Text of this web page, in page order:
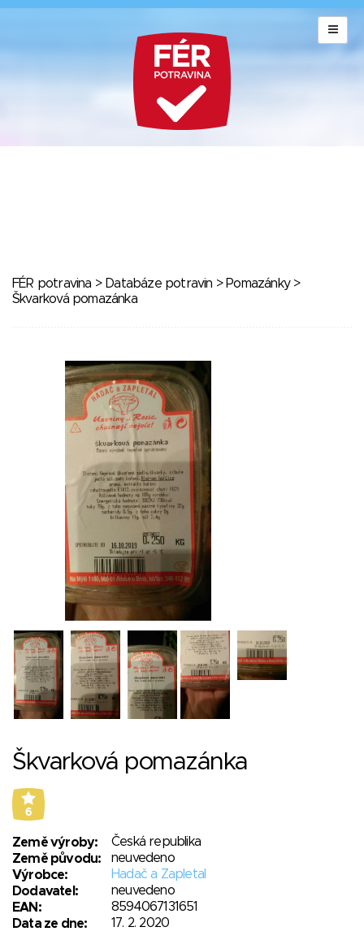
FÉR potravina > Databáze potravin > Pomazánky>
Škvarková pomazánka
Škvarková pomazánka
6
Země výroby:
Česká republika
Země původu:
neuvedeno
Výrobce:
Hadač a Zapletal
Dodavatel:
neuvedeno
EAN:
8594067131651
Data ze dne:
17. 2. 2020